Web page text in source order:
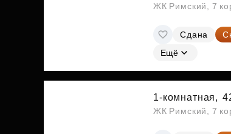
ЖК Римский, 7
Сдана
Ещё
1-комнатная,
ЖК Римский, 7